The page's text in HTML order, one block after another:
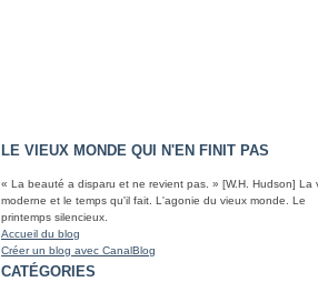
LE VIEUX MONDE QUI N'EN FINIT PAS
« La beauté a disparu et ne revient pas. » [W.H. Hudson] La
moderne et le temps qu'il fait. L'agonie du vieux monde. Le
printemps silencieux.
Accueil du blog
Créer un blog avec CanalBlog
CATÉGORIES